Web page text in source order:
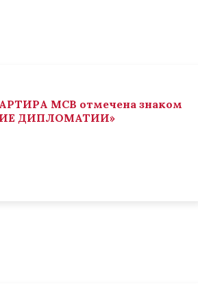
МСВ отмечена знаком
ДИПЛОМАТИИ»